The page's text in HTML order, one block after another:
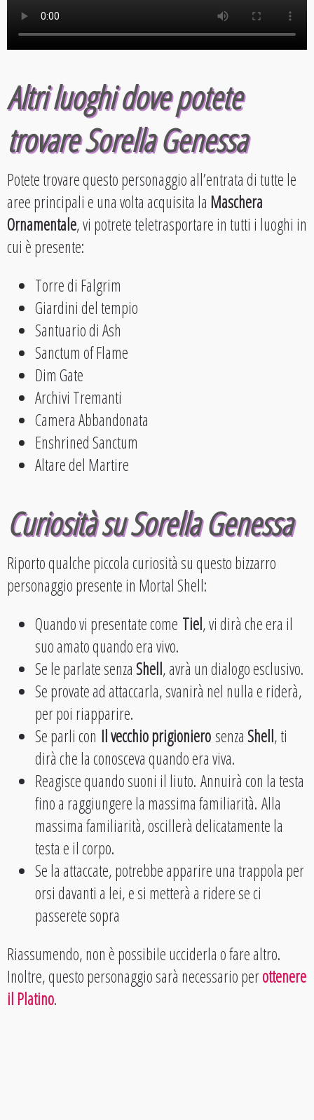
Altri luoghi dove potete
trovare Sorella Genessa
Potete trovare questo personaggio all’entrata di tutte le
aree principali e una volta acquisita la Maschera
Ornamentale, vi potrete teletrasportare in tutti i luoghi in
cui è presente:
Torre di Falgrim
Giardini del tempio
Santuario di Ash
Sanctum of Flame
Dim Gate
Archivi Tremanti
Camera Abbandonata
Enshrined Sanctum
Altare del Martire
Curiosità su Sorella Genessa
Riporto qualche piccola curiosità su questo bizzarro
personaggio presente in Mortal Shell:
Quando vi presentate come Tiel, vi dirà che era il
suo amato quando era vivo.
Se le parlate senzaShell, avrà un dialogo esclusivo.
Se provate ad attaccarla, svanirà nel nulla e riderà,
per poi riapparire.
Se parli con Il vecchio prigionierosenzaShell, ti
dirà che la conosceva quando era viva.
Reagisce quando suoni il liuto. Annuirà con la testa
fino a raggiungere la massima familiarità. Alla
massima familiarità, oscillerà delicatamente la
testa e il corpo.
Se la attaccate, potrebbe apparire una trappola per
orsi davanti a lei, e si metterà a ridere se ci
passerete sopra
Riassumendo, non è possibile ucciderla o fare altro.
Inoltre, questo personaggio sarà necessario perottenere
il Platino.